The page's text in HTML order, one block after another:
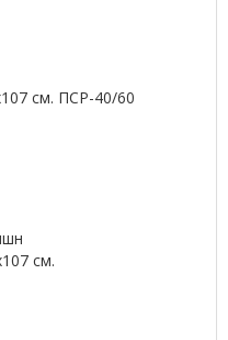
см. ПСР-40/60